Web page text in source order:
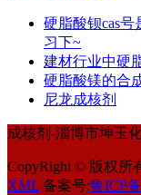
硬脂酸钡cas
习下~
建材行业中硬
硬脂酸镁的合
尼龙成核剂
成核剂-淄博市坤玉
CopyRight © 版权所
XML 备案号:鲁ICP